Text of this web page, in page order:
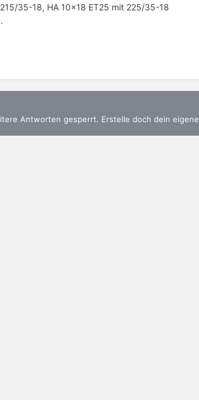
35-18, HA 10x18 ET25 mit 225/35-18
Antworten gesperrt. Erstelle doch dein